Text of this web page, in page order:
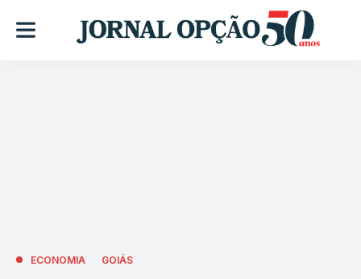
ECONOMIA GOIÁS